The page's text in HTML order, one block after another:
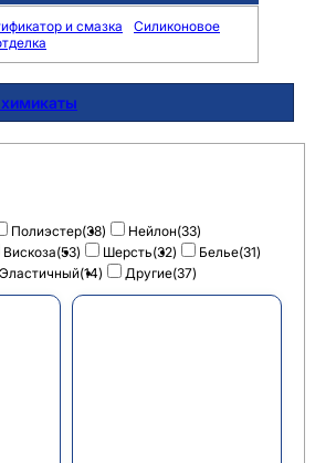
и смазка
Силиконовое
Полиэстер(38) Нейлон(33)
Вискоза(53) Шерсть(32) Белье(31)
Эластичный(14) Другие(37)